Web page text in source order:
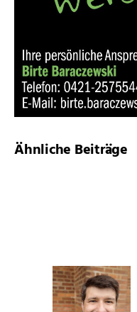
Ähnliche Beiträge